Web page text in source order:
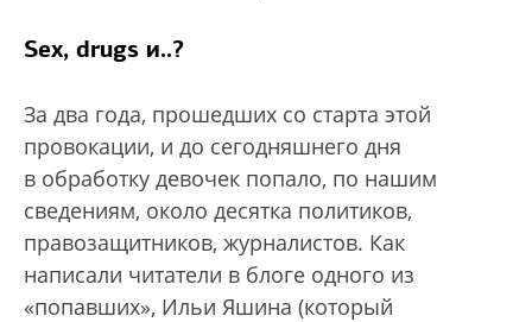
Sex, drugs и..?
За два года, прошедших со старта этой
провокации, и до сегодняшнего дня
в обработку девочек попало, по нашим
сведениям, около десятка политиков,
правозащитников, журналистов. Как
написали читатели в блоге одного из
«попавших», Ильи Яшина (который